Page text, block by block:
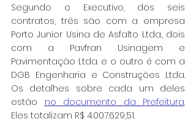
Segundo o Executivo, dos seis
contratos, três são com a empresa
Porto Junior Usina de Asfalto Ltda., dois
com a Pavfran Usinagem e
Pavimentação Ltda. e o outro é com a
DGB Engenharia e Construções Ltda.
Os detalhes sobre cada um deles
estão no documento da Prefeitura.
Eles totalizam R$ 4.007.629,51.